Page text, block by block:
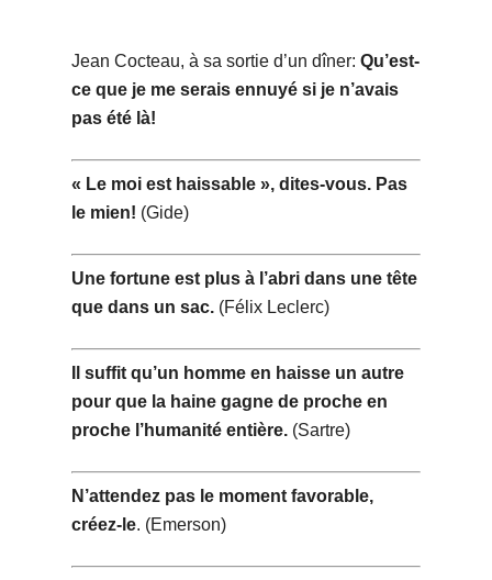
Jean Cocteau, à sa sortie d’un dîner: Qu’est-
ce que je me serais ennuyé si je n’avais
pas été là!
« Le moi est haissable », dites-vous. Pas
le mien! (Gide)
Une fortune est plus à l’abri dans une tête
que dans un sac. (Félix Leclerc)
Il suffit qu’un homme en haisse un autre
pour que la haine gagne de proche en
proche l’humanité entière. (Sartre)
N’attendez pas le moment favorable,
créez-le. (Emerson)